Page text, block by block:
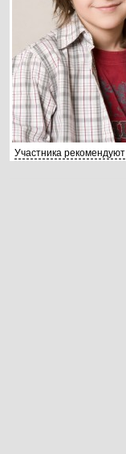
Участника рекомендуют